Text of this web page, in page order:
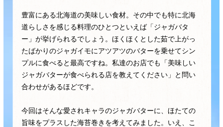
炊き込みご飯の素 米飯用調味液
納豆 Fibee
PIN印
三ツ判山吹
千夜
スペシャルサイト
お酢を知ろう！
ぽん酢サワー
ZENB initiative
MIM（ミツカンミュージアム）
各部門が大切にしていること
お客様の声をいかしました
販売終了製品のご案内
よくあるご質問
お問い合わせ
地図から取り扱い店舗を探す
豊富にある北海道の美味しい食材。その中でも特に北海
道らしさを感じる料理のひとつといえば「ジャガバタ
ー」が挙げられるでしょう。ほくほくとした茹で上がっ
たばかりのジャガイモにアツアツのバターを乗せてシン
プルに食べると最高ですね。私達のお店でも「美味しい
ジャガバターが食べられる店を教えてください」と問い
合わせがあるほどです。
今回はそんな愛されキャラのジャガバターに、ほたての
旨味をプラスした海苔巻きを考えてみました。いえ、こ